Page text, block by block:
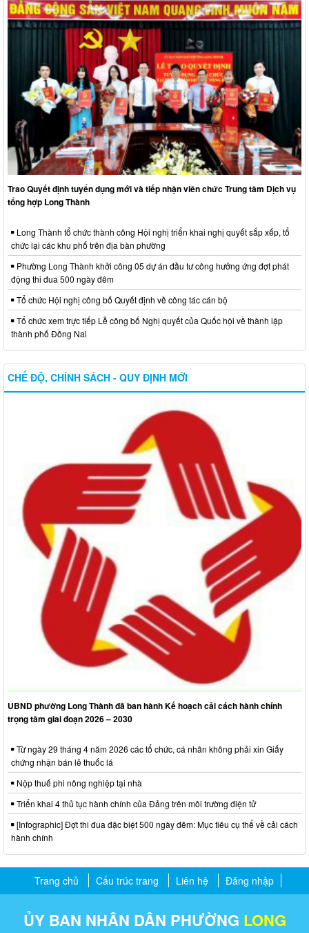
Trao Quyết định tuyển dụng mới và tiếp nhận viên chức Trung tâm Dịch vụ
tổng hợp Long Thành
Long Thành tổ chức thành công Hội nghị triển khai nghị quyết sắp xếp, tổ
chức lại các khu phố trên địa bàn phường
Phường Long Thành khởi công 05 dự án đầu tư công hưởng ứng đợt phát
động thi đua 500 ngày đêm
Tổ chức Hội nghị công bố Quyết định về công tác cán bộ
Tổ chức xem trực tiếp Lễ công bố Nghị quyết của Quốc hội về thành lập
thành phố Đồng Nai
CHẾ ĐỘ, CHÍNH SÁCH - QUY ĐỊNH MỚI
UBND phường Long Thành đã ban hành Kế hoạch cải cách hành chính
trọng tâm giai đoạn 2026 – 2030
Từ ngày 29 tháng 4 năm 2026 các tổ chức, cá nhân không phải xin Giấy
chứng nhận bán lẻ thuốc lá
Nộp thuế phi nông nghiệp tại nhà
Triển khai 4 thủ tục hành chính của Đảng trên môi trường điện tử
[Infographic] Đợt thi đua đặc biệt 500 ngày đêm: Mục tiêu cụ thể về cải cách
hành chính
Trang chủ Cấu trúc trang Liên hệ Đăng nhập
ỦY BAN NHÂN DÂN PHƯỜNG LONG